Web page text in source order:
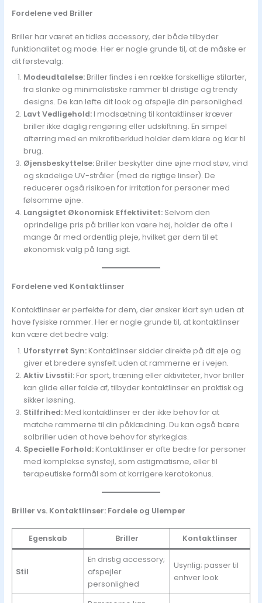
Fordelene ved Briller
Briller har været en tidløs accessory, der både tilbyder
funktionalitet og mode. Her er nogle grunde til, at de måske er
dit førstevalg:
Modeudtalelse:Briller findes i en række forskellige stilarter,
fra slanke og minimalistiske rammer til dristige og trendy
designs. De kan løfte dit look og afspejle din personlighed.
Lavt Vedligehold:I modsætning til kontaktlinser kræver
briller ikke daglig rengøring eller udskiftning. En simpel
aftørring med en mikrofiberklud holder dem klare og klar til
brug.
Øjensbeskyttelse:Briller beskytter dine øjne mod støv, vind
og skadelige UV-stråler (med de rigtige linser). De
reducerer også risikoen for irritation for personer med
følsomme øjne.
Langsigtet Økonomisk Effektivitet:Selvom den
oprindelige pris på briller kan være høj, holder de ofte i
mange år med ordentlig pleje, hvilket gør dem til et
økonomisk valg på lang sigt.
Fordelene ved Kontaktlinser
Kontaktlinser er perfekte for dem, der ønsker klart syn uden at
have fysiske rammer. Her er nogle grunde til, at kontaktlinser
kan være det bedre valg:
Uforstyrret Syn:Kontaktlinser sidder direkte på dit øje og
giver et bredere synsfelt uden at rammerne er i vejen.
Aktiv Livsstil:For sport, træning eller aktiviteter, hvor briller
kan glide eller falde af, tilbyder kontaktlinser en praktisk og
sikker løsning.
Stilfrihed:Med kontaktlinser er der ikke behov for at
matche rammerne til din påklædning. Du kan også bære
solbriller uden at have behov for styrkeglas.
Specielle Forhold:Kontaktlinser er ofte bedre for personer
med komplekse synsfejl, som astigmatisme, eller til
terapeutiske formål som at korrigere keratokonus.
Briller vs. Kontaktlinser: Fordele og Ulemper
Egenskab Briller Kontaktlinser
Stil
En dristig accessory;
afspejler
personlighed
Usynlig; passer til
enhver look